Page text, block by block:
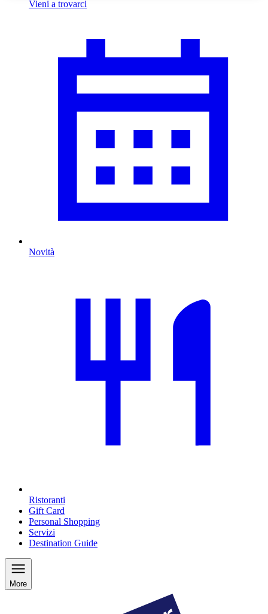
Vieni a trovarci
Novità
Ristoranti
Gift Card
Personal Shopping
Servizi
Destination Guide
More